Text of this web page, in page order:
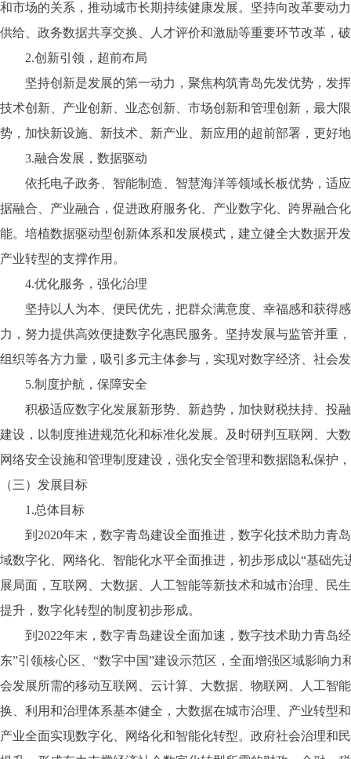
和市场的关系，推动城市长期持续健康发展。坚持向改革要动
供给、政务数据共享交换、人才评价和激励等重要环节改革，
2.创新引领，超前布局
坚持创新是发展的第一动力，聚焦构筑青岛先发优势，发挥
技术创新、产业创新、业态创新、市场创新和管理创新，最大
势，加快新设施、新技术、新产业、新应用的超前部署，更好
3.融合发展，数据驱动
依托电子政务、智能制造、智慧海洋等领域长板优势，适应
据融合、产业融合，促进政府服务化、产业数字化、跨界融合
能。培植数据驱动型创新体系和发展模式，建立健全大数据开
产业转型的支撑作用。
4.优化服务，强化治理
坚持以人为本、便民优先，把群众满意度、幸福感和获得感
力，努力提供高效便捷数字化惠民服务。坚持发展与监管并重
组织等各方力量，吸引多元主体参与，实现对数字经济、社会
5.制度护航，保障安全
积极适应数字化发展新形势、新趋势，加快财税扶持、投融
建设，以制度推进规范化和标准化发展。及时研判互联网、大
网络安全设施和管理制度建设，强化安全管理和数据隐私保护
（三）发展目标
1.总体目标
到2020年末，数字青岛建设全面推进，数字化技术助力青
域数字化、网络化、智能化水平全面推进，初步形成以“基础
展局面，互联网、大数据、人工智能等新技术和城市治理、民
提升，数字化转型的制度初步形成。
到2022年末，数字青岛建设全面加速，数字技术助力青岛
东”引领核心区、“数字中国”建设示范区，全面增强区域影响
会发展所需的移动互联网、云计算、大数据、物联网、人工智
换、利用和治理体系基本健全，大数据在城市治理、产业转型
产业全面实现数字化、网络化和智能化转型。政府社会治理和